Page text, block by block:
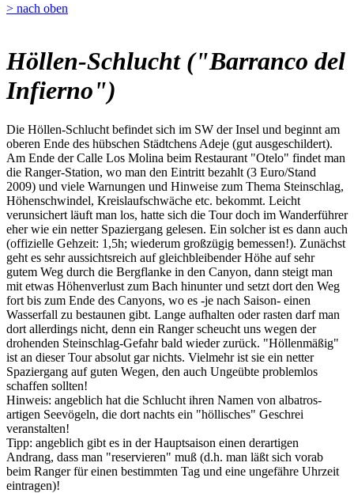
> nach oben
Höllen-Schlucht ("Barranco del
Infierno")
Die Höllen-Schlucht befindet sich im SW der Insel und beginnt am
oberen Ende des hübschen Städtchens Adeje (gut ausgeschildert).
Am Ende der Calle Los Molina beim Restaurant "Otelo" findet man
die Ranger-Station, wo man den Eintritt bezahlt (3 Euro/Stand
2009) und viele Warnungen und Hinweise zum Thema Steinschlag,
Höhenschwindel, Kreislaufschwäche etc. bekommt. Leicht
verunsichert läuft man los, hatte sich die Tour doch im Wanderführer
eher wie ein netter Spaziergang gelesen. Ein solcher ist es dann auch
(offizielle Gehzeit: 1,5h; wiederum großzügig bemessen!). Zunächst
geht es sehr aussichtsreich auf gleichbleibender Höhe auf sehr
gutem Weg durch die Bergflanke in den Canyon, dann steigt man
mit etwas Höhenverlust zum Bach hinunter und setzt dort den Weg
fort bis zum Ende des Canyons, wo es -je nach Saison- einen
Wasserfall zu bestaunen gibt. Lange aufhalten oder rasten darf man
dort allerdings nicht, denn ein Ranger scheucht uns wegen der
drohenden Steinschlag-Gefahr bald wieder zurück. "Höllenmäßig"
ist an dieser Tour absolut gar nichts. Vielmehr ist sie ein netter
Spaziergang auf guten Wegen, den auch Ungeübte problemlos
schaffen sollten!
Hinweis: angeblich hat die Schlucht ihren Namen von albatros-
artigen Seevögeln, die dort nachts ein "höllisches" Geschrei
veranstalten!
Tipp: angeblich gibt es in der Hauptsaison einen derartigen
Andrang, dass man "reservieren" muß (d.h. man läßt sich vorab
beim Ranger für einen bestimmten Tag und eine ungefähre Uhrzeit
eintragen)!